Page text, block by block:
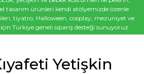
tasarım ürünleri kendi atölyemizde özenle
tiyatro, Halloween, cosplay, mezuniyet ve
Türkiye geneli sipariş desteği sunuyoruz.
Yetişkin